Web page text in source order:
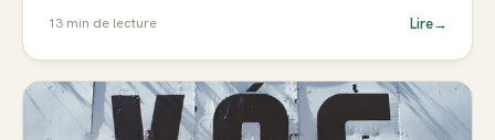
13 min de lecture Lire→